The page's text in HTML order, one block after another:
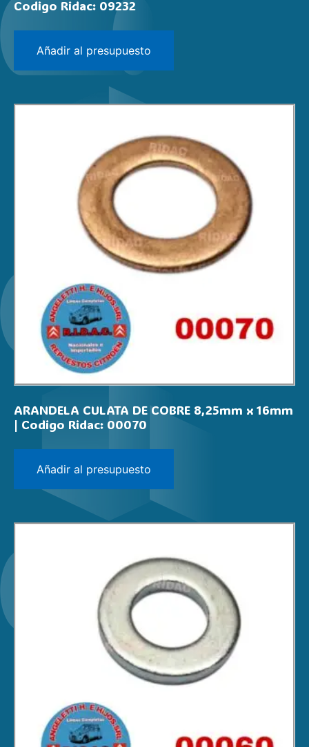
Codigo Ridac: 09232
Añadir al presupuesto
ARANDELA CULATA DE COBRE 8,25mm x 16mm
| Codigo Ridac: 00070
Añadir al presupuesto